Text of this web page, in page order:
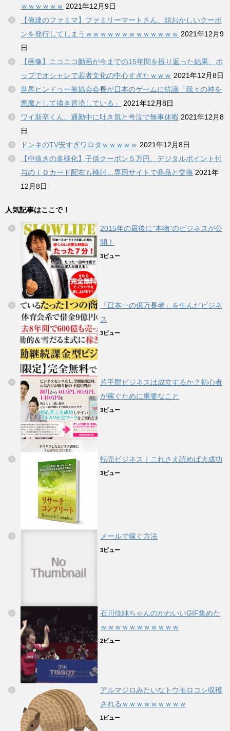
ｗｗｗｗｗｗ 2021年12月9日
【俺達のファミマ】ファミリーマートさん、頭おかしいクーポ
ンを発行してしまうｗｗｗｗｗｗｗｗｗｗｗｗｗ 2021年12月9
日
【画像】ニコニコ動画が今までの15年間を振り返った結果、ポ
ップでオシャレで若者文化の中心すぎたｗｗｗ 2021年12月8日
世界ヒンドゥー教協会会長が日本のゲームに抗議「我々の神を
悪魔として描き冒涜している」
2021年12月8日
ワイ新卒くん、通勤中に吐き気と号泣で無事休暇 2021年12月8
日
ドンキのTV安すぎワロタｗｗｗｗｗ 2021年12月8日
【中抜きの多様化】子供クーポン５万円、デジタルポイント付
与のＩＤカード配布も検討…専用サイトで商品と交換 2021年
12月8日
人気記事はここで！
2015年の最後に”本物”のビジネスが公
開！
3ビュー
「日本一の億万長者」を生んだビジネ
ス
3ビュー
片手間ビジネスは成立するか？初心者
が稼ぐために重要なこと
3ビュー
転売ビジネス｜これさえ読めば大成功
3ビュー
メールで稼ぐ方法
3ビュー
石川佳純ちゃんのかわいいGIF集めた
ｗｗｗｗｗｗｗｗｗｗｗ
2ビュー
アルマジロみたいなトウモロコシ収穫
されるｗｗｗｗｗｗｗｗｗ
1ビュー